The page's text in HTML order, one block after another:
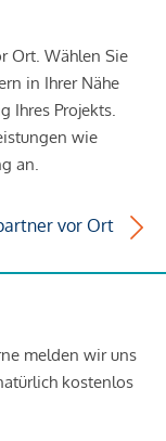
Ort. Wählen Sie
in Ihrer Nähe
Ihres Projekts.
wie
an.
vor Ort
melden wir uns
kostenlos